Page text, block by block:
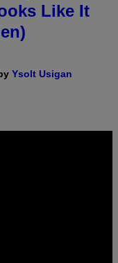
Like It
Ysolt Usigan